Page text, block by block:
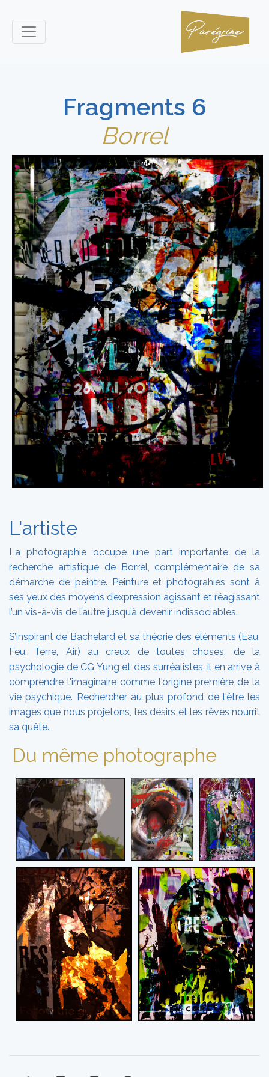
Fragments 6
Borrel
L'artiste
La photographie occupe une part importante de la
recherche artistique de Borrel, complémentaire de sa
démarche de peintre. Peinture et photograhies sont à
ses yeux des moyens d’expression agissant et réagissant
l’un vis-à-vis de l’autre jusqu’à devenir indissociables.
S’inspirant de Bachelard et sa théorie des éléments (Eau,
Feu, Terre, Air) au creux de toutes choses, de la
psychologie de CG Yung et des surréalistes, il en arrive à
comprendre l'imaginaire comme l'origine première de la
vie psychique. Rechercher au plus profond de l'être les
images que nous projetons, les désirs et les rêves nourrit
sa quête.
Du même photographe